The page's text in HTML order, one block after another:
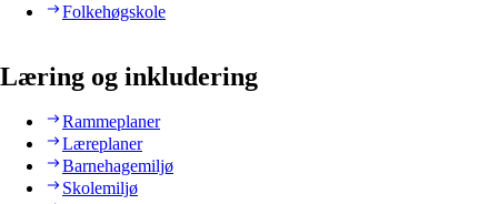
Folkehøgskole
Læring og inkludering
Rammeplaner
Læreplaner
Barnehagemiljø
Skolemiljø